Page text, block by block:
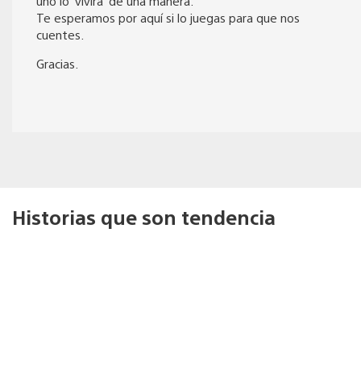
Te esperamos por aquí si lo juegas para que nos
cuentes.
Gracias.
Historias que son tendencia